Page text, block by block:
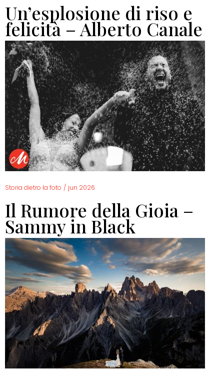
Un’esplosione di riso e
felicità – Alberto Canale
Storia dietro la foto / jun 2026
Il Rumore della Gioia –
Sammy in Black